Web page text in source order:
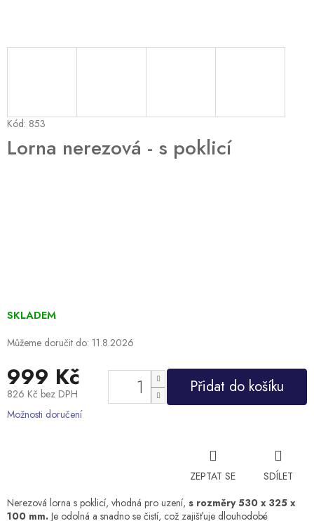
Lorna nerezová - s poklicí
Kód: 853
SKLADEM
Můžeme doručit do: 11.8.2026
999 Kč
826 Kč bez DPH
Měrná
Přidat do košíku
Možnosti doručení
ZEPTAT SE
SDÍLET
Nerezová lorna s poklicí, vhodná pro uzení, s rozměry 530 x 325 x
100 mm. Je odolná a snadno se čistí, což zajišťuje dlouhodobé